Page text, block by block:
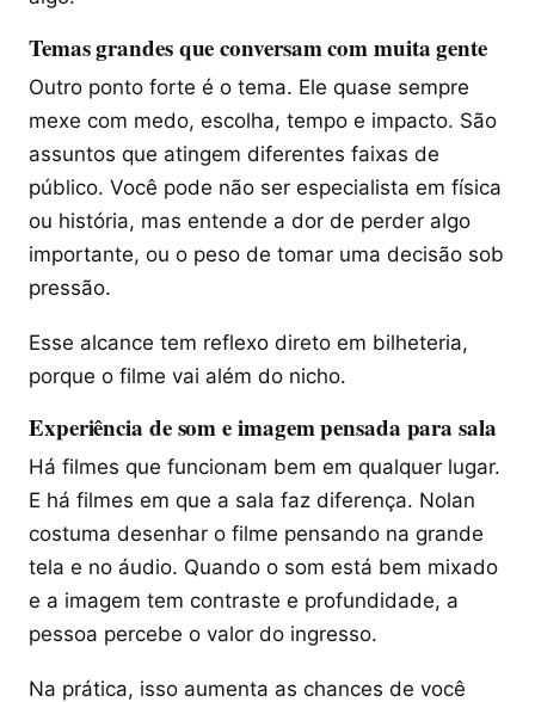
Temas grandes que conversam com muita gente
Outro ponto forte é o tema. Ele quase sempre
mexe com medo, escolha, tempo e impacto. São
assuntos que atingem diferentes faixas de
público. Você pode não ser especialista em física
ou história, mas entende a dor de perder algo
importante, ou o peso de tomar uma decisão sob
pressão.
Esse alcance tem reflexo direto em bilheteria,
porque o filme vai além do nicho.
Experiência de som e imagem pensada para sala
Há filmes que funcionam bem em qualquer lugar.
E há filmes em que a sala faz diferença. Nolan
costuma desenhar o filme pensando na grande
tela e no áudio. Quando o som está bem mixado
e a imagem tem contraste e profundidade, a
pessoa percebe o valor do ingresso.
Na prática, isso aumenta as chances de você